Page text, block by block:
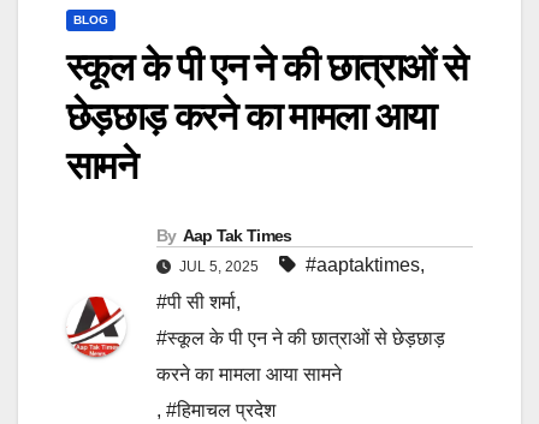
BLOG
स्कूल के पी एन ने की छात्राओं से
छेड़छाड़ करने का मामला आया
सामने
By Aap Tak Times
JUL 5, 2025 #aaptaktimes,
#पी सी शर्मा,
#स्कूल के पी एन ने की छात्राओं से छेड़छाड़
करने का मामला आया सामने
, #हिमाचल प्रदेश